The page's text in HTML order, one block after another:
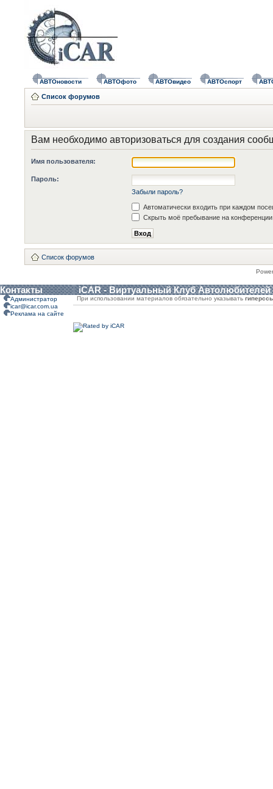
АВТОновости АВТОфото АВТОвидео АВТОспорт
Список форумов
Вам необходимо авторизоваться для создания
Имя пользователя:
Пароль:
Забыли пароль?
Автоматически входить при каждом
Скрыть моё пребывание на конференции
Список форумов
Контакты iCAR - Виртуальный Клуб Автолюбителей
Администратор
icar@icar.com.ua
Реклама на сайте
При использовании материалов обязательно указывать